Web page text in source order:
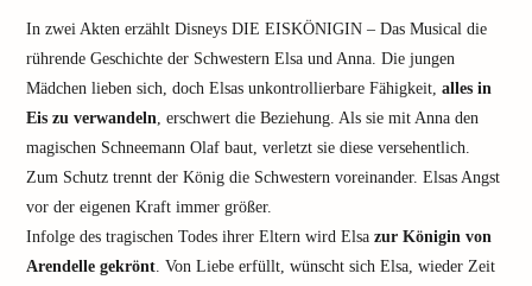
In zwei Akten erzählt Disneys DIE EISKÖNIGIN – Das Musical die
rührende Geschichte der Schwestern Elsa und Anna. Die jungen
Mädchen lieben sich, doch Elsas unkontrollierbare Fähigkeit, alles in
Eis zu verwandeln, erschwert die Beziehung. Als sie mit Anna den
magischen Schneemann Olaf baut, verletzt sie diese versehentlich.
Zum Schutz trennt der König die Schwestern voreinander. Elsas Angst
vor der eigenen Kraft immer größer.
Infolge des tragischen Todes ihrer Eltern wird Elsa zur Königin von
Arendelle gekrönt. Von Liebe erfüllt, wünscht sich Elsa, wieder Zeit